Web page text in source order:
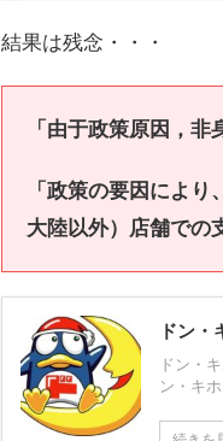
結果は残念・・・
「由于政策原因，
「政策の要因によ
大陸以外）店舗での
ドン
ドン・
ン・キ